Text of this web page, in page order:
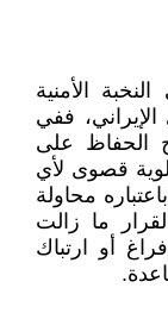
الأمنية
ففي
الحفاظ على
قصوى لأي
محاولة
ما زالت
أو ارتباك